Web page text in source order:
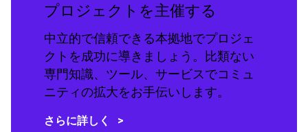
プロジェクトを主催する
中立的で信頼できる本拠地でプロジェ
クトを成功に導きましょう。比類ない
専門知識、ツール、サービスでコミュ
ニティの拡大をお手伝いします。
さらに詳しく